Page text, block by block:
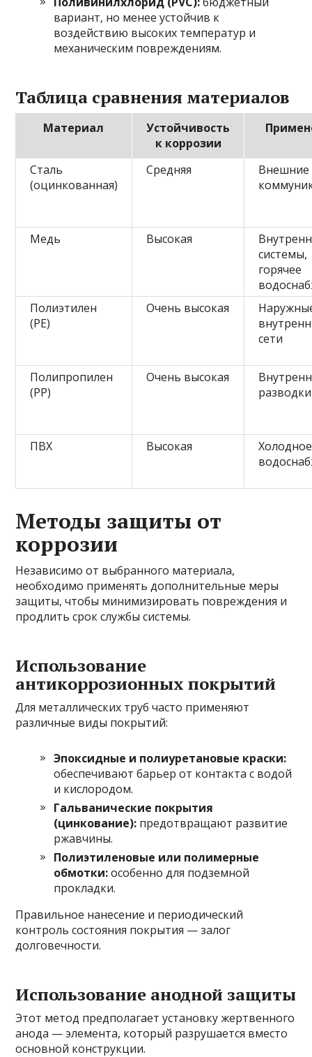
вариант, но менее устойчив к
воздействию высоких температур и
механическим повреждениям.
Таблица сравнения материалов
Материал
Устойчивость
к коррозии
Сталь
(оцинкованная)
Средняя
Внешние
Медь Высокая
системы,
горячее
Полиэтилен
(PE)
Очень высокая
сети
Полипропилен
(PP)
Очень высокая
разводки
ПВХ Высокая
Холодное
Методы защиты от
коррозии
Независимо от выбранного материала,
необходимо применять дополнительные меры
защиты, чтобы минимизировать повреждения и
продлить срок службы системы.
Использование
антикоррозионных покрытий
Для металлических труб часто применяют
различные виды покрытий:
Эпоксидные и полиуретановые краски:
обеспечивают барьер от контакта с водой
и кислородом.
Гальванические покрытия
(цинкование): предотвращают развитие
ржавчины.
Полиэтиленовые или полимерные
обмотки:особенно для подземной
прокладки.
Правильное нанесение и периодический
контроль состояния покрытия — залог
долговечности.
Использование анодной защиты
Этот метод предполагает установку жертвенного
анода — элемента, который разрушается вместо
основной конструкции.